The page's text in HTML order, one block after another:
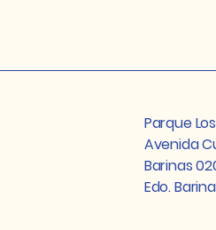
Parque
Avenida
Barinas
Edo.